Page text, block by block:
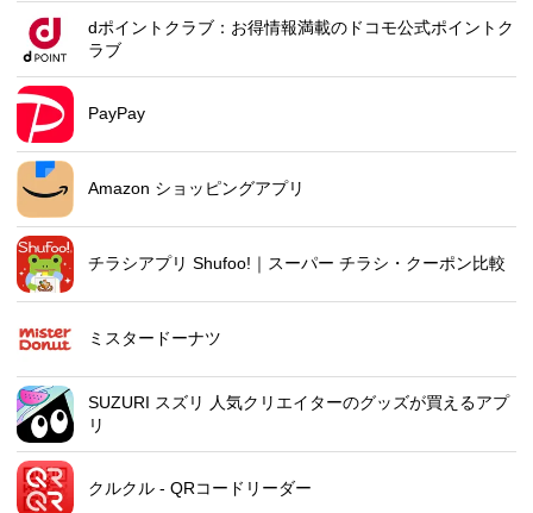
dポイントクラブ：お得情報満載のドコモ公式ポイントク
ラブ
PayPay
Amazon ショッピングアプリ
チラシアプリ Shufoo!｜スーパー チラシ・クーポン比較
ミスタードーナツ
SUZURI スズリ 人気クリエイターのグッズが買えるアプ
リ
クルクル - QRコードリーダー